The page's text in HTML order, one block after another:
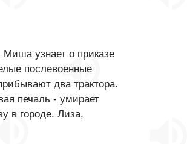
узнает о приказе
послевоенные
два трактора.
печаль - умирает
в городе. Лиза,